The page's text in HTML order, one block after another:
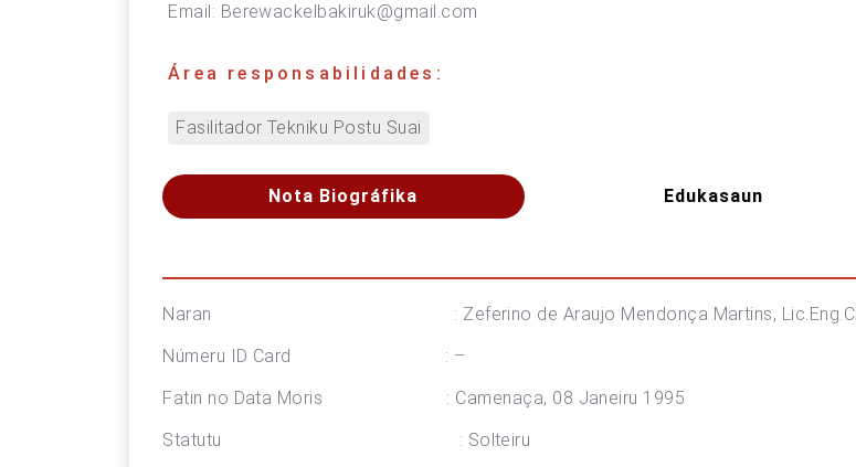
Email: Berewackelbakiruk@gmail.com
Área responsabilidades:
Fasilitador Tekniku Postu Suai
Nota Biográfika Edukasaun
Naran : Zeferino de Araujo Mendonça Martins,
Númeru ID Card : –
Fatin no Data Moris : Camenaça, 08 Janeiru 1995
Statutu : Solteiru